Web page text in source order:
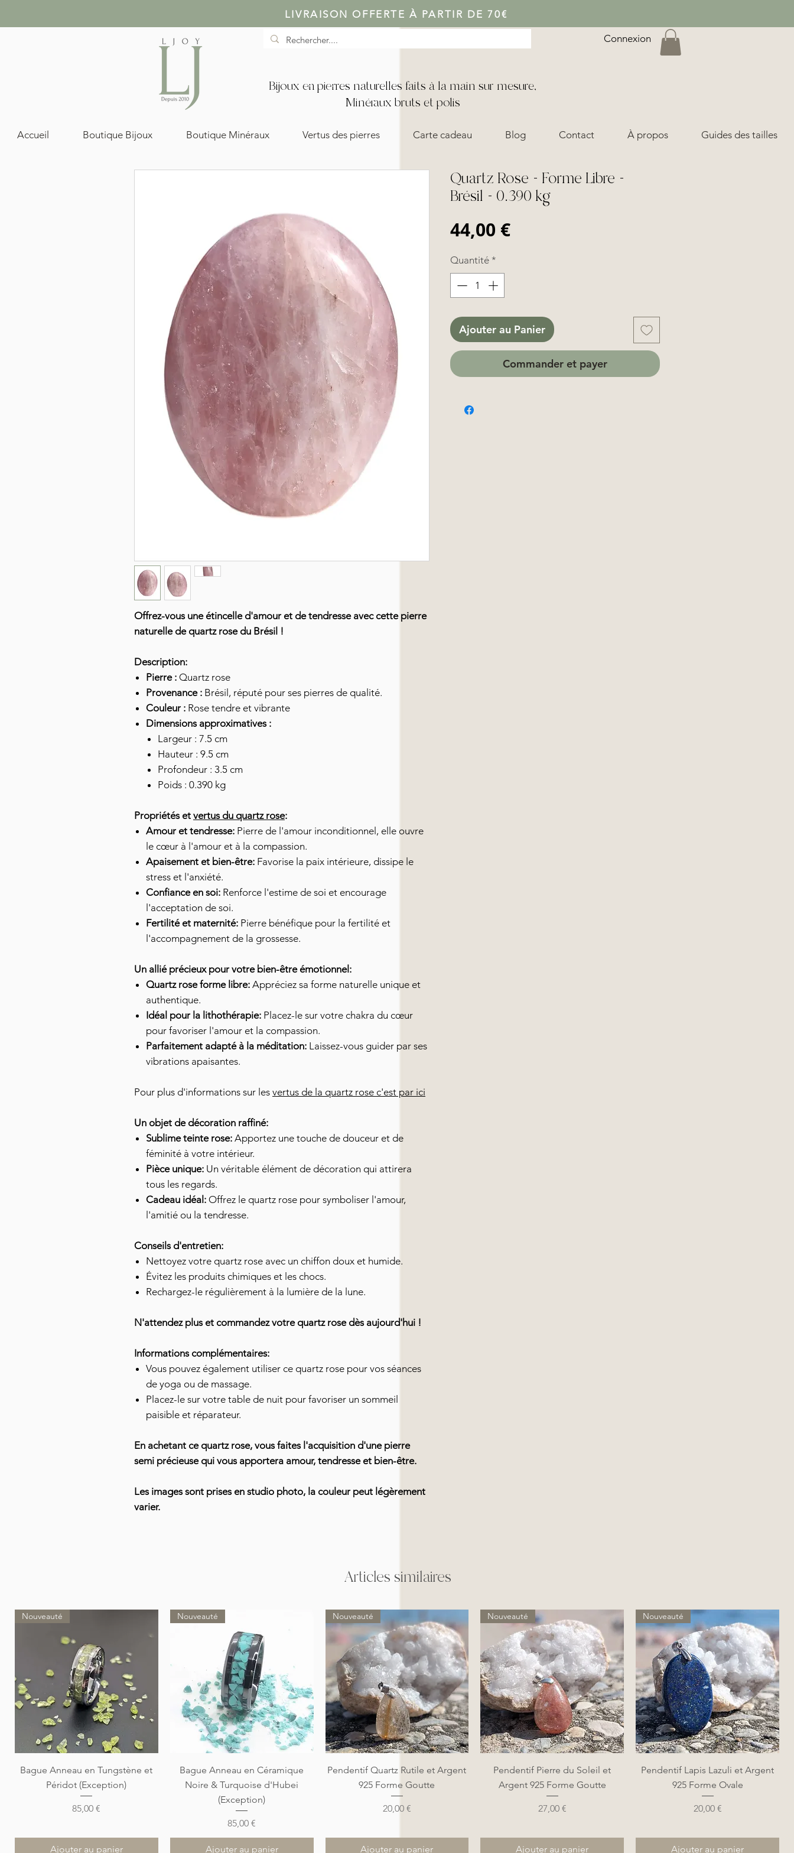
LIVRAISON OFFERTE À PARTIR DE 70€
Connexion
Bijoux en pierres naturelles faits à la main sur mesure,
Minéraux bruts et polis
Accueil Boutique Bijoux Boutique Minéraux Vertus des pierres Carte cadeau Blog Contact À propos Guides des tailles
Offrez-vous une étincelle d'amour et de tendresse avec cette pierre
naturelle de quartz rose du Brésil !
Description:
Pierre : Quartz rose
Provenance : Brésil, réputé pour ses pierres de qualité.
Couleur : Rose tendre et vibrante
Dimensions approximatives :
Largeur : 7.5 cm
Hauteur : 9.5 cm
Profondeur : 3.5 cm
Poids : 0.390 kg
Propriétés et vertus du quartz rose:
Amour et tendresse: Pierre de l'amour inconditionnel, elle ouvre
le cœur à l'amour et à la compassion.
Apaisement et bien-être: Favorise la paix intérieure, dissipe le
stress et l'anxiété.
Confiance en soi: Renforce l'estime de soi et encourage
l'acceptation de soi.
Fertilité et maternité: Pierre bénéfique pour la fertilité et
l'accompagnement de la grossesse.
Un allié précieux pour votre bien-être émotionnel:
Quartz rose forme libre: Appréciez sa forme naturelle unique et
authentique.
Idéal pour la lithothérapie: Placez-le sur votre chakra du cœur
pour favoriser l'amour et la compassion.
Parfaitement adapté à la méditation: Laissez-vous guider par ses
vibrations apaisantes.
Pour plus d'informations sur les vertus de la quartz rose c'est par ici
Un objet de décoration raffiné:
Sublime teinte rose: Apportez une touche de douceur et de
féminité à votre intérieur.
Pièce unique: Un véritable élément de décoration qui attirera
tous les regards.
Cadeau idéal: Offrez le quartz rose pour symboliser l'amour,
l'amitié ou la tendresse.
Conseils d'entretien:
Nettoyez votre quartz rose avec un chiffon doux et humide.
Évitez les produits chimiques et les chocs.
Rechargez-le régulièrement à la lumière de la lune.
N'attendez plus et commandez votre quartz rose dès aujourd'hui !
Informations complémentaires:
Vous pouvez également utiliser ce quartz rose pour vos séances
de yoga ou de massage.
Placez-le sur votre table de nuit pour favoriser un sommeil
paisible et réparateur.
En achetant ce quartz rose, vous faites l'acquisition d'une pierre
semi précieuse qui vous apportera amour, tendresse et bien-être.
Les images sont prises en studio photo, la couleur peut légèrement
varier.
Quartz Rose - Forme Libre -
Brésil - 0.390 kg
44,00 €Prix
Quantité *
Ajouter au Panier
Commander et payer
Articles similaires
Aperçu rapide
Nouveauté
Bague Anneau en Tungstène et
Péridot (Exception)
Prix
85,00 €
Ajouter au panier
Aperçu rapide
Nouveauté
Bague Anneau en Céramique
Noire & Turquoise d'Hubei
(Exception)
Prix
85,00 €
Ajouter au panier
Aperçu rapide
Nouveauté
Pendentif Quartz Rutile et Argent
925 Forme Goutte
Prix
20,00 €
Ajouter au panier
Aperçu rapide
Nouveauté
Pendentif Pierre du Soleil et
Argent 925 Forme Goutte
Prix
27,00 €
Ajouter au panier
Aperçu rapide
Nouveauté
Pendentif Lapis Lazuli et Argent
925 Forme Ovale
Prix
20,00 €
Ajouter au panier